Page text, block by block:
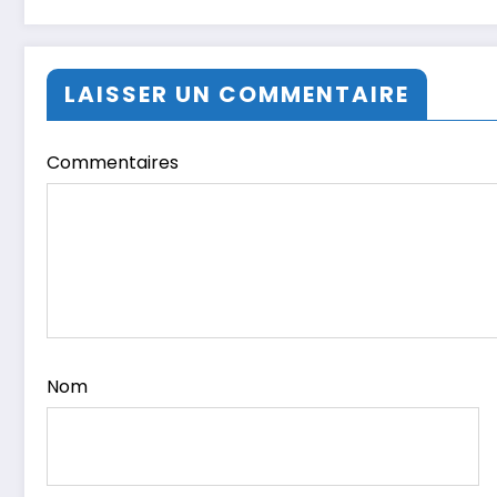
LAISSER UN COMMENTAIRE
Commentaires
Nom